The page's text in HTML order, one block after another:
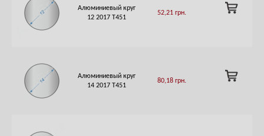
Алюминиевый круг
12 2017 T451
52,21 грн.
ADD
TO
Алюминиевый круг
14 2017 T451
80,18 грн.
ADD
TO